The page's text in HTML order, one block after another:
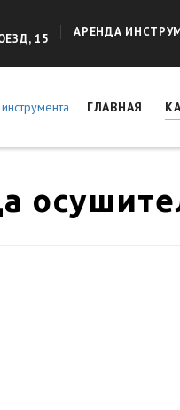
15
АРЕНДА
ГЛАВНАЯ